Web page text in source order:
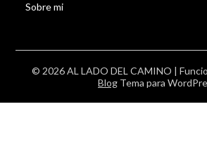
Sobre mi
© 2026 AL LADO DEL CAMINO |
Blog Tema para